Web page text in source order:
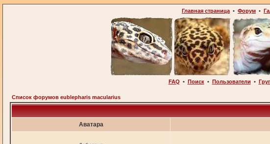
Главная страница • Форум •
FAQ • Поиск• Пользователи •
Список форумов eublepharis macularius
Аватара